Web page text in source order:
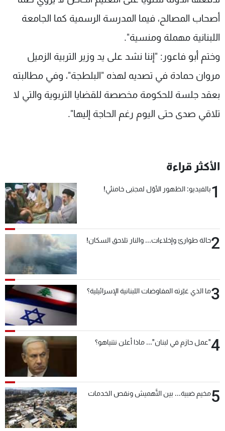
أصحاب المصالح، فيما المدرسة الرسمية كما الجامعة
اللبنانية مهملة ومنسية".
وختم أبو فاعور: "إننا نشد على يد وزير التربية الزميل
مروان حمادة في تصديه لهذه "البلطجة"، وفي مطالبته
بعقد جلسة للحكومة مخصصة للقضايا التربوية والتي لا
تلاقي صدى حتى اليوم رغم الحاجة إليها".
الأكثر قراءة
1بالفيديو: الظهور الأوّل لمجتبى خامنئي!
2حالة طوارئ وإخلاءات... والنار تلاحق السكان!
3ما الذي غيّرته المفاوضات اللبنانية الإسرائيلية؟
4"عمل حازم في لبنان"... ماذا أعلن نتنياهو؟
5مخيم ضبية... بين التَّهميش ونقص الخدمات